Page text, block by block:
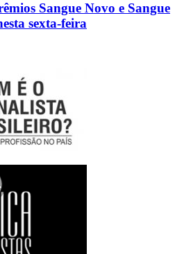
Sangue Novo e Sangue
sexta-feira